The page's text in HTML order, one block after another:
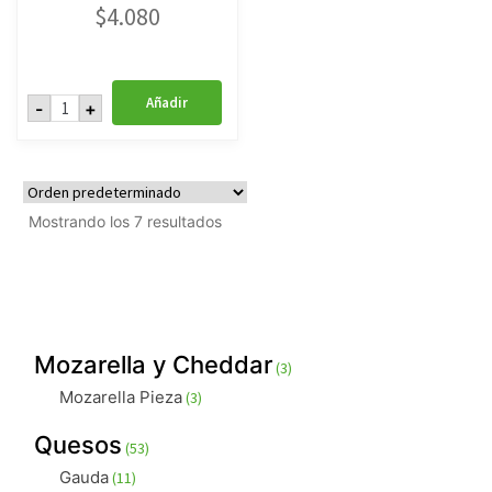
$4.080
- Surtido
Cocktail
Abuelo
cantidad
+ Añadir
Mostrando los 7 resultados
Mozarella y Cheddar 33
productos
Mozarella Pieza 33
Quesos 5353
productos
Gauda 1111